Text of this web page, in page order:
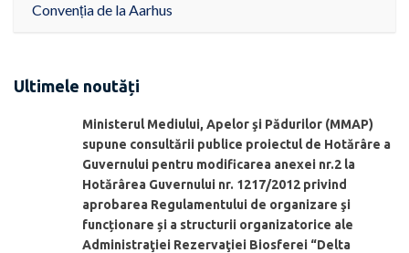
Convenția de la Aarhus
Ultimele noutăți
Ministerul Mediului, Apelor şi Pădurilor (MMAP)
supune consultării publice proiectul de Hotărâre a
Guvernului pentru modificarea anexei nr.2 la
Hotărârea Guvernului nr. 1217/2012 privind
aprobarea Regulamentului de organizare şi
funcționare și a structurii organizatorice ale
Administraţiei Rezervaţiei Biosferei “Delta